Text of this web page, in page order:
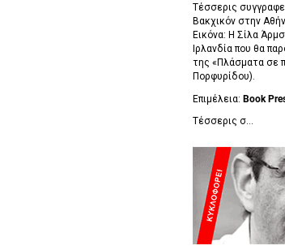
Τέσσερις
Βακχικόν στην
Εικόνα: Η Σίλα
Ιρλανδία που θα
της «Πλάσματα σε
Πορφυρίδου).
Επιμέλεια: Book
Τέσσερις σ...